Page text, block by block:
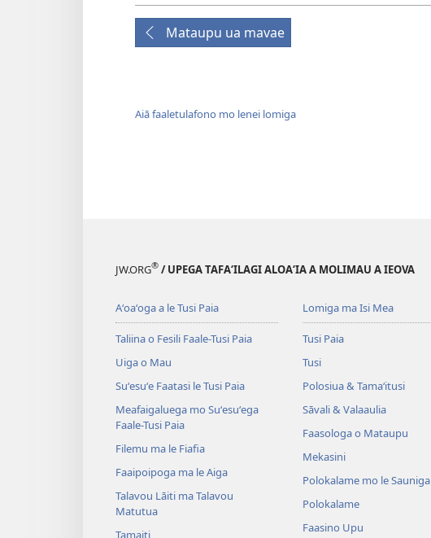
Mataupu ua mavae
Aiā faaletulafono mo lenei lomiga
JW.ORG® / UPEGA TAFA‘ILAGI ALOA‘IA A MOLIMAU A IEOVA
Aʻoaʻoga a le Tusi Paia
Taliina o Fesili Faale-Tusi Paia
Uiga o Mau
Suʻesuʻe Faatasi le Tusi Paia
Meafaigaluega mo Suʻesuʻega
Faale-Tusi Paia
Filemu ma le Fiafia
Faaipoipoga ma le Aiga
Talavou Lāiti ma Talavou
Matutua
Tamaiti
Lomiga ma Isi Mea
Tusi Paia
Tusi
Polosiua & Tamaʻitusi
Sāvali & Valaaulia
Faasologa o Mataupu
Mekasini
Polokalame mo le Sauniga
Polokalame
Faasino Upu